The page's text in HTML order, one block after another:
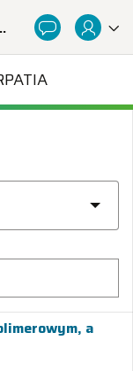
Prezydenta RP Lecha Kaczyńskiego
a